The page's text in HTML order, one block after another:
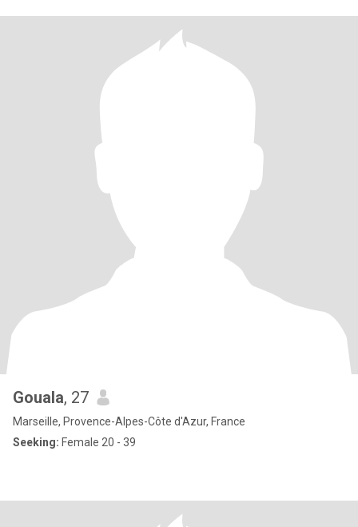
Gouala, 27
Marseille, Provence-Alpes-Côte d'Azur, France
Seeking: Female 20 - 39